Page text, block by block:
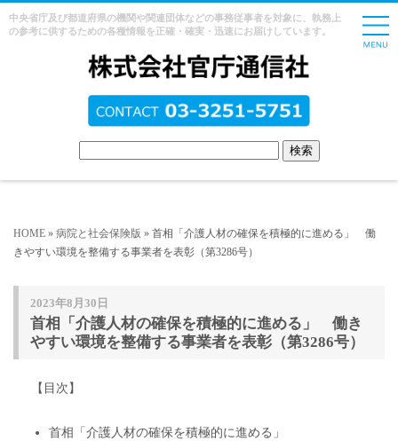
中央省庁及び都道府県の機関や関連団体などの事務従事者を対象に、執務上
の参考に供するための各種情報を正確・確実・迅速にお届けしています。
HOME » 病院と社会保険版 » 首相「介護人材の確保を積極的に進める」 働
きやすい環境を整備する事業者を表彰（第3286号）
2023年8月30日
首相「介護人材の確保を積極的に進める」 働き
やすい環境を整備する事業者を表彰（第3286号）
【目次】
首相「介護人材の確保を積極的に進める」